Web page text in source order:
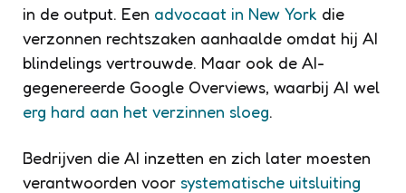
in de output. Een advocaat in New York die
verzonnen rechtszaken aanhaalde omdat hij AI
blindelings vertrouwde. Maar ook de AI-
gegenereerde Google Overviews, waarbij AI wel
erg hard aan het verzinnen sloeg.
Bedrijven die AI inzetten en zich later moesten
verantwoorden voor systematische uitsluiting